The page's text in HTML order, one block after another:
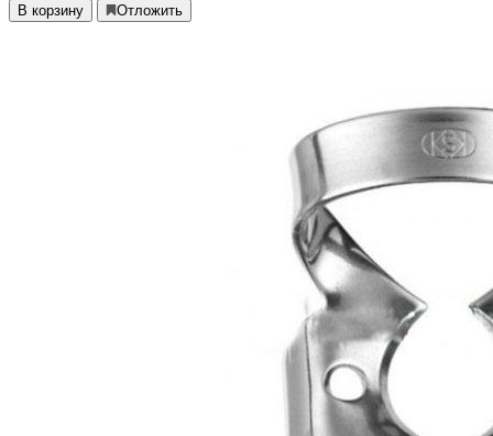
В корзину Отложить